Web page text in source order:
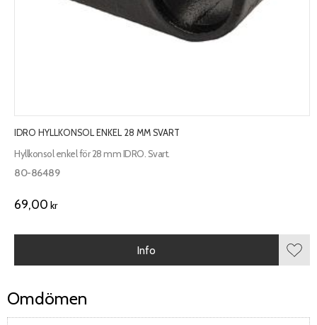
Omdömen
IDRO HYLLKONSOL ENKEL 28 MM SVART
Hyllkonsol enkel för 28 mm IDRO. Svart.
80-86489
69,00 kr
Info